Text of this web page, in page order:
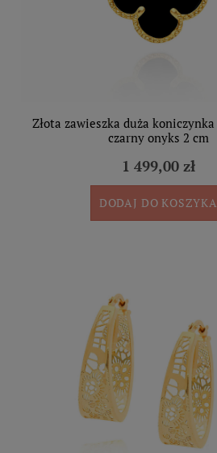
Złota zawieszka duża
czarny onyks 2 cm
1 499,00 zł
DODAJ DO KOSZYKA